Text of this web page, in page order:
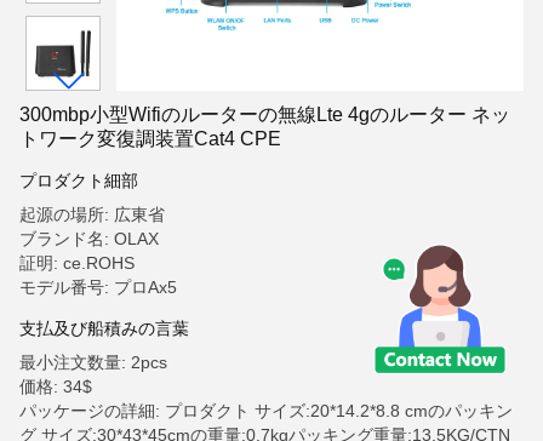
300mbp小型Wifiのルーターの無線Lte 4gのルーター ネッ
トワーク変復調装置Cat4 CPE
プロダクト細部
起源の場所: 広東省
ブランド名: OLAX
証明: ce.ROHS
モデル番号: プロAx5
支払及び船積みの言葉
最小注文数量: 2pcs
価格: 34$
パッケージの詳細: プロダクト サイズ:20*14.2*8.8 cmのパッキン
グ サイズ:30*43*45cmの重量:0.7kgパッキング重量:13.5KG/CTN